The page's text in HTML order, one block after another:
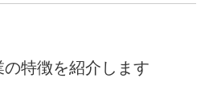
特徴を紹介します